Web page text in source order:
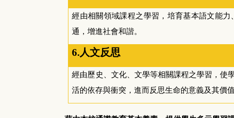
經由相關領域課程之學習，培育基本語文能
通，增進社會和諧。
6.人文反思
經由歷史、文化、文學等相關課程之學習，使
活的依存與衝突，進而反思生命的意義及其價值